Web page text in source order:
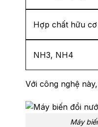
Hợp chất hữu cơ
NH3, NH4
Với công nghệ
Máy